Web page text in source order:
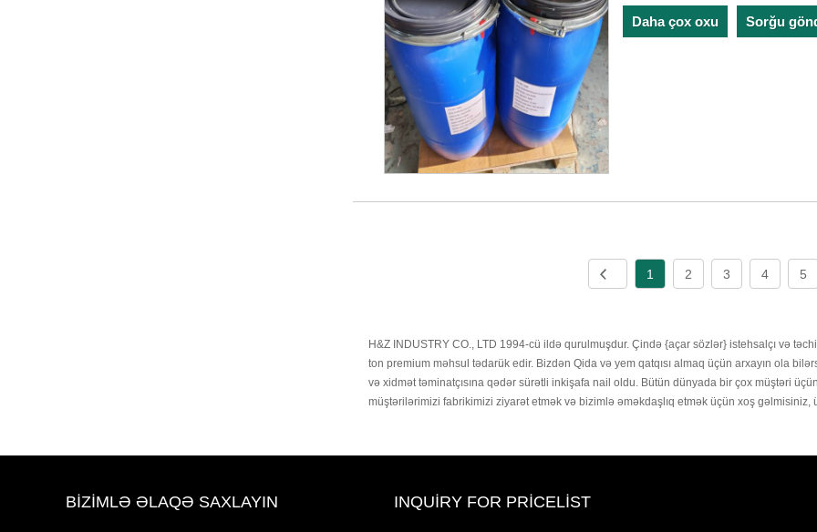
Daha çox oxu Sorğu
1 2 3 4 5
H&Z INDUSTRY CO., LTD 1994-cü ildə qurulmuşdur. Çində {açar sözlər} istehsalçı və
ton premium məhsul tədarük edir. Bizdən Qida və yem qatqısı almaq üçün arxayın ola
və xidmət təminatçısına qədər sürətli inkişafa nail oldu. Bütün dünyada bir çox müştəri
müştərilərimizi fabrikimizi ziyarət etmək və bizimlə əməkdaşlıq etmək üçün xoş
BIZIMLƏ ƏLAQƏ SAXLAYIN INQUIRY FOR PRICELIST